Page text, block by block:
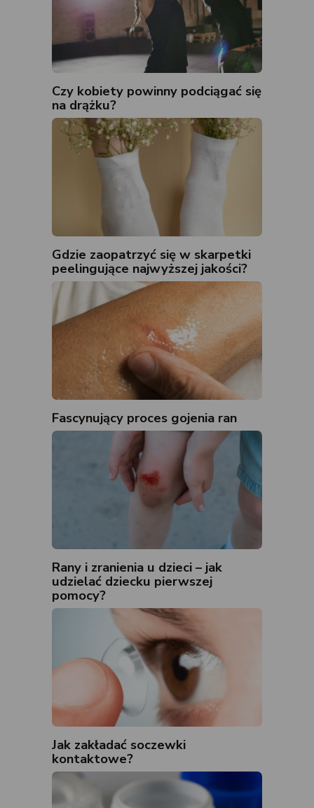
Czy kobiety powinny podciągać się
na drążku?
Gdzie zaopatrzyć się w skarpetki
peelingujące najwyższej jakości?
Fascynujący proces gojenia ran
Rany i zranienia u dzieci – jak
udzielać dziecku pierwszej
pomocy?
Jak zakładać soczewki
kontaktowe?